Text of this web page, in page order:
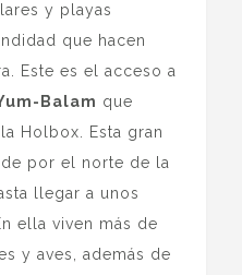
y playas
que hacen
Este es el acceso a
Balam que
Holbox. Esta gran
por el norte de la
llegar a unos
ella viven más de
y aves, además de